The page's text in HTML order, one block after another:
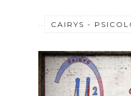
CAIRYS -